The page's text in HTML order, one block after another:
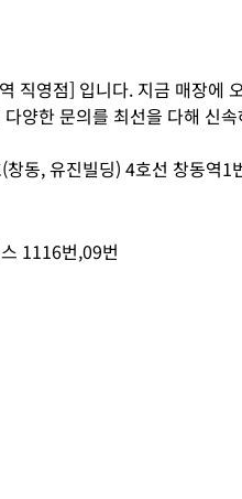
직영점] 입니다. 지금 매장
양한 문의를 최선을 다해 신
동, 유진빌딩) 4호선 창동역1
1116번,09번